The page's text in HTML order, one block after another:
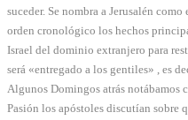
suceder. Se nombra a Jerusalén
orden cronológico los hechos
Israel del dominio extranjero para
será «entregado a los gentiles» , es
Algunos Domingos atrás notábamos
Pasión los apóstoles discutían sobre